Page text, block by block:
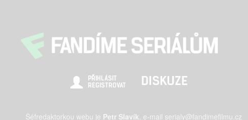
PŘIHLÁSIT
REGISTROVAT
DISKUZE
Šéfredaktorkou webu je Petr Slavík , e-mail serialy@fandimefilmu.cz